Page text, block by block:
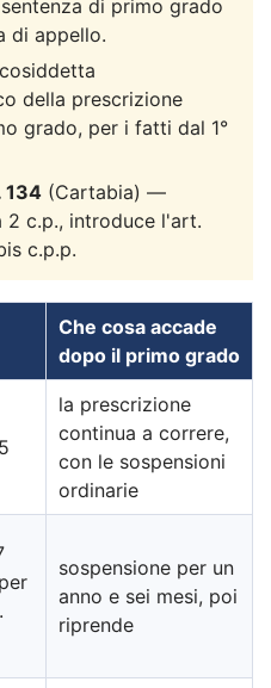
di primo grado
di appello.
della prescrizione
grado, per i fatti dal 1°
134 (Cartabia) —
2 c.p., introduce l'art.
c.p.p.
Che cosa accade
dopo il primo grado
la prescrizione
continua a correre,
con le sospensioni
ordinarie
sospensione per un
anno e sei mesi, poi
riprende